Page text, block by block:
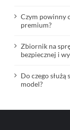
Czym powinny
premium?
Zbiornik na
bezpiecznej i
Do czego
model?